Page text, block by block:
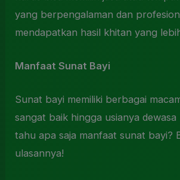
yang berpengalaman dan
mendapatkan hasil khitan yang
Manfaat Sunat Bayi
Sunat bayi memiliki berbagai
sangat baik hingga usianya
tahu apa saja manfaat sunat bayi?
ulasannya!